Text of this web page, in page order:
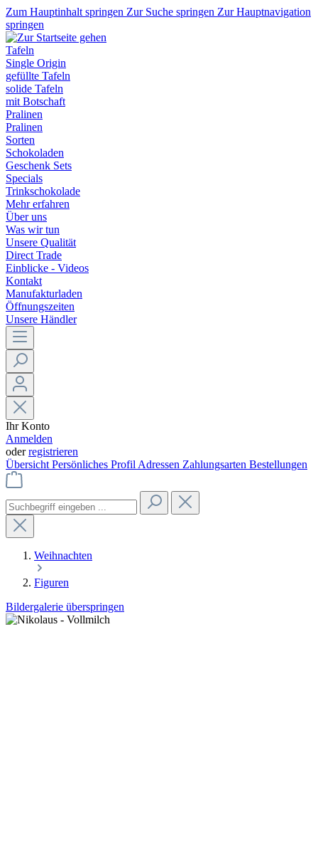
Zum Hauptinhalt springen Zur Suche springen Zur Hauptnavigation
springen
Tafeln
Single Origin
gefüllte Tafeln
solide Tafeln
mit Botschaft
Pralinen
Pralinen
Sorten
Schokoladen
Geschenk Sets
Specials
Trinkschokolade
Mehr erfahren
Über uns
Was wir tun
Unsere Qualität
Direct Trade
Einblicke - Videos
Kontakt
Manufakturladen
Öffnungszeiten
Unsere Händler
Ihr Konto
Anmelden
oderregistrieren
Übersicht Persönliches Profil Adressen Zahlungsarten Bestellungen
Weihnachten
Figuren
Bildergalerie überspringen